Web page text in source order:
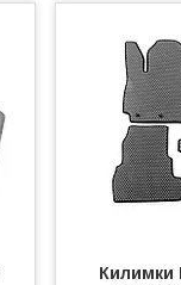
Килимки